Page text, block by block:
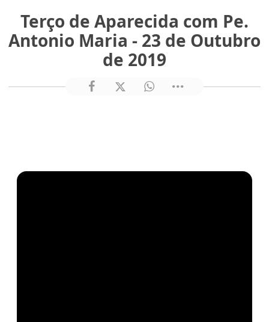
Terço de Aparecida com Pe.
Antonio Maria - 23 de Outubro
de 2019